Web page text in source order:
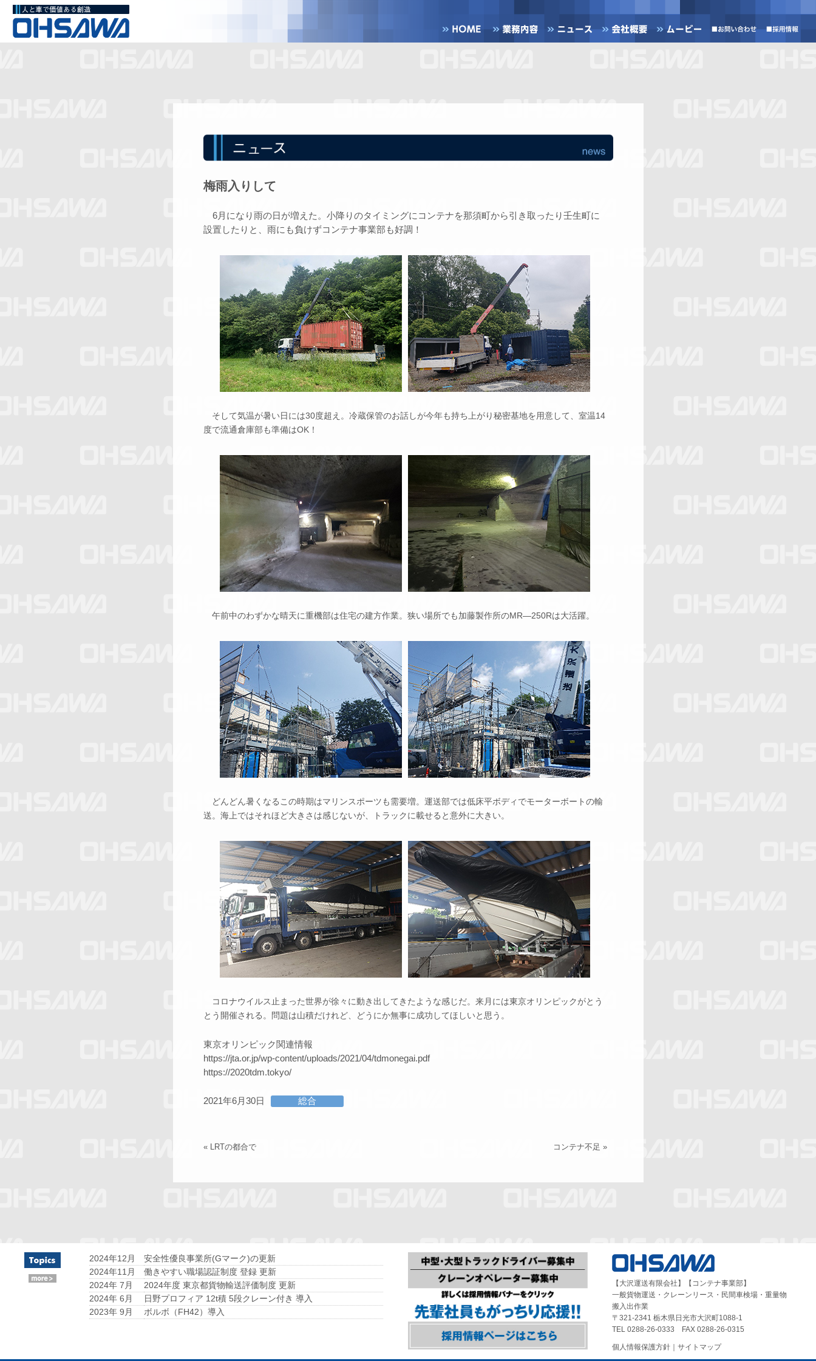
梅雨入りして
6月になり雨の日が増えた。小降りのタイミングにコンテナを那須町から引き取ったり壬生町に
設置したりと、雨にも負けずコンテナ事業部も好調！
そして気温が暑い日には30度超え。冷蔵保管のお話しが今年も持ち上がり秘密基地を用意して、室温14
度で流通倉庫部も準備はOK！
午前中のわずかな晴天に重機部は住宅の建方作業。狭い場所でも加藤製作所のMR―250Rは大活躍。
どんどん暑くなるこの時期はマリンスポーツも需要増。運送部では低床平ボディでモーターボートの輸
送。海上ではそれほど大きさは感じないが、トラックに載せると意外に大きい。
コロナウイルス止まった世界が徐々に動き出してきたような感じだ。来月には東京オリンピックがとう
とう開催される。問題は山積だけれど、どうにか無事に成功してほしいと思う。
東京オリンピック関連情報
https://jta.or.jp/wp-content/uploads/2021/04/tdmonegai.pdf
https://2020tdm.tokyo/
2021年6月30日 総合
« LRTの都合で コンテナ不足 »
2024年12月
安全性優良事業所(Gマーク)の更新
2024年11月
働きやすい職場認証制度 登録 更新
2024年 7月
2024年度 東京都貨物輸送評価制度 更新
2024年 6月
日野プロフィア 12t積 5段クレーン付き 導入
2023年 9月
ボルボ（FH42）導入
【大沢運送有限会社】【コンテナ事業部】
一般貨物運送・クレーンリース・民間車検場・重量物
搬入出作業
〒321-2341 栃木県日光市大沢町1088-1
TEL 0288-26-0333 FAX 0288-26-0315
個人情報保護方針 ｜サイトマップ